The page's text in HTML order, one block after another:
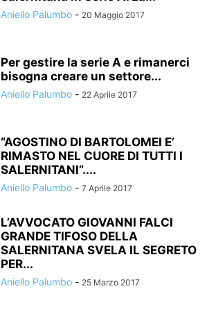
Aniello Palumbo - 20 Maggio 2017
Per gestire la serie A e rimanerci
bisogna creare un settore...
Aniello Palumbo - 22 Aprile 2017
“AGOSTINO DI BARTOLOMEI E’
RIMASTO NEL CUORE DI TUTTI I
SALERNITANI”....
Aniello Palumbo - 7 Aprile 2017
L’AVVOCATO GIOVANNI FALCI
GRANDE TIFOSO DELLA
SALERNITANA SVELA IL SEGRETO
PER...
Aniello Palumbo - 25 Marzo 2017